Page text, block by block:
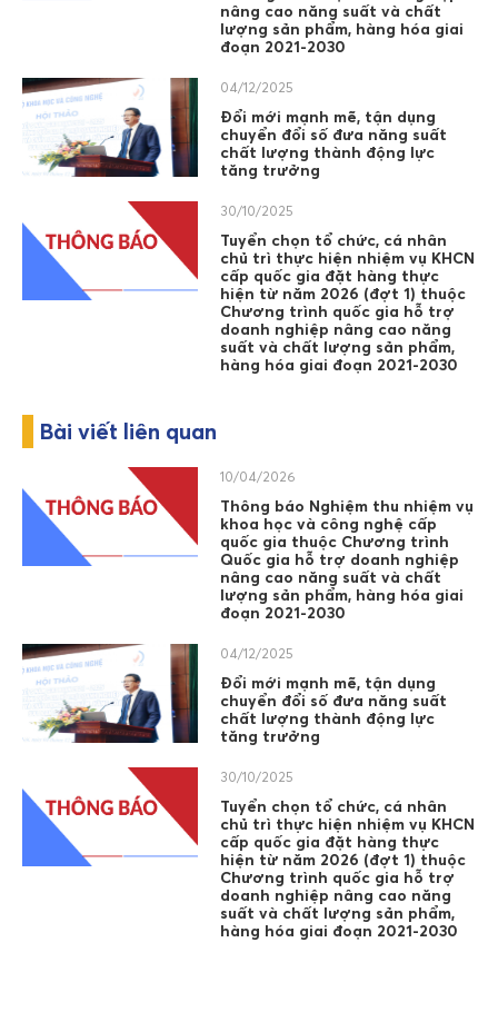
nâng cao năng suất và chất
lượng sản phẩm, hàng hóa giai
đoạn 2021-2030
04/12/2025
Đổi mới mạnh mẽ, tận dụng
chuyển đổi số đưa năng suất
chất lượng thành động lực
tăng trưởng
30/10/2025
Tuyển chọn tổ chức, cá nhân
chủ trì thực hiện nhiệm vụ KHCN
cấp quốc gia đặt hàng thực
hiện từ năm 2026 (đợt 1) thuộc
Chương trình quốc gia hỗ trợ
doanh nghiệp nâng cao năng
suất và chất lượng sản phẩm,
hàng hóa giai đoạn 2021-2030
Bài viết liên quan
10/04/2026
Thông báo Nghiệm thu nhiệm vụ
khoa học và công nghệ cấp
quốc gia thuộc Chương trình
Quốc gia hỗ trợ doanh nghiệp
nâng cao năng suất và chất
lượng sản phẩm, hàng hóa giai
đoạn 2021-2030
04/12/2025
Đổi mới mạnh mẽ, tận dụng
chuyển đổi số đưa năng suất
chất lượng thành động lực
tăng trưởng
30/10/2025
Tuyển chọn tổ chức, cá nhân
chủ trì thực hiện nhiệm vụ KHCN
cấp quốc gia đặt hàng thực
hiện từ năm 2026 (đợt 1) thuộc
Chương trình quốc gia hỗ trợ
doanh nghiệp nâng cao năng
suất và chất lượng sản phẩm,
hàng hóa giai đoạn 2021-2030